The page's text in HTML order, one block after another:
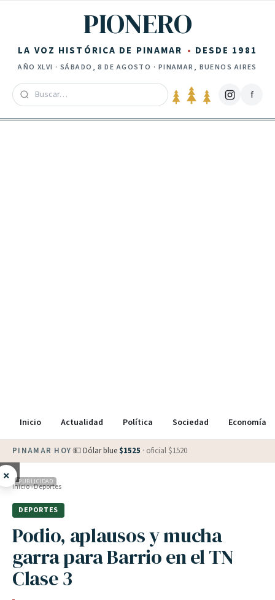
PIONERO
LA VOZ HISTÓRICA DE PINAMAR DESDE 1981
AÑO XLVI · SÁBADO, 8 DE AGOSTO · PINAMAR, BUENOS AIRES
f
Inicio Actualidad Política Sociedad Economía
PINAMAR HOY·💵 Dólar blue $1525 · oficial $1520
× PUBLICIDAD
Inicio›Deportes
DEPORTES
Podio, aplausos y mucha
garra para Barrio en el TN
Clase 3